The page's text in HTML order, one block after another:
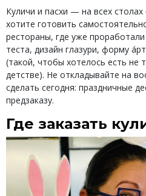
Куличи и пасхи — на всех
хотите готовить
рестораны, где уже
теста, дизайн глазури, форму
(такой, чтобы хотелось есть не
детстве). Не откладывайте на
сделать сегодня: праздничные
предзаказу.
Где заказать